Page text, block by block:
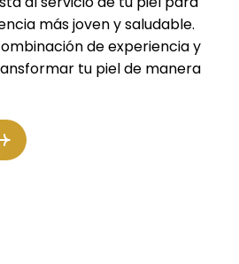
más joven y saludable.
de experiencia y
tu piel de manera